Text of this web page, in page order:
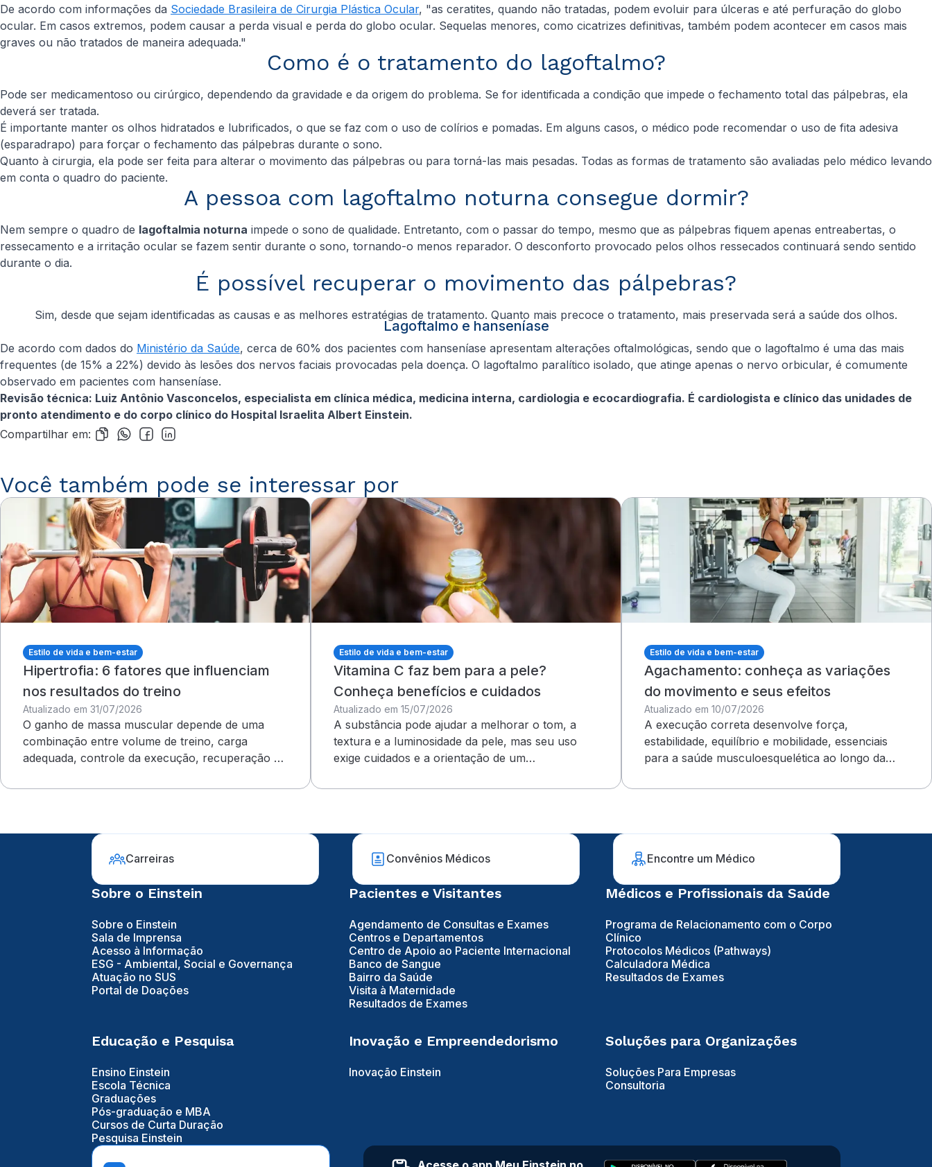
De acordo com informações da Sociedade Brasileira de Cirurgia Plástica Ocular, "as ceratites, quando não tratadas, podem evoluir para úlceras e até perfuração do globo
ocular. Em casos extremos, podem causar a perda visual e perda do globo ocular. Sequelas menores, como cicatrizes definitivas, também podem acontecer em casos mais
graves ou não tratados de maneira adequada."
Como é o tratamento do lagoftalmo?
Pode ser medicamentoso ou cirúrgico, dependendo da gravidade e da origem do problema. Se for identificada a condição que impede o fechamento total das pálpebras, ela
deverá ser tratada.
É importante manter os olhos hidratados e lubrificados, o que se faz com o uso de colírios e pomadas. Em alguns casos, o médico pode recomendar o uso de fita adesiva
(esparadrapo) para forçar o fechamento das pálpebras durante o sono.
Quanto à cirurgia, ela pode ser feita para alterar o movimento das pálpebras ou para torná-las mais pesadas. Todas as formas de tratamento são avaliadas pelo médico levando
em conta o quadro do paciente.
A pessoa com lagoftalmo noturna consegue dormir?
Nem sempre o quadro de lagoftalmia noturna impede o sono de qualidade. Entretanto, com o passar do tempo, mesmo que as pálpebras fiquem apenas entreabertas, o
ressecamento e a irritação ocular se fazem sentir durante o sono, tornando-o menos reparador. O desconforto provocado pelos olhos ressecados continuará sendo sentido
durante o dia.
É possível recuperar o movimento das pálpebras?
Sim, desde que sejam identificadas as causas e as melhores estratégias de tratamento. Quanto mais precoce o tratamento, mais preservada será a saúde dos olhos.
Lagoftalmo e hanseníase
De acordo com dados do Ministério da Saúde, cerca de 60% dos pacientes com hanseníase apresentam alterações oftalmológicas, sendo que o lagoftalmo é uma das mais
frequentes (de 15% a 22%) devido às lesões dos nervos faciais provocadas pela doença. O lagoftalmo paralítico isolado, que atinge apenas o nervo orbicular, é comumente
observado em pacientes com hanseníase.
Revisão técnica: Luiz Antônio Vasconcelos, especialista em clínica médica, medicina interna, cardiologia e ecocardiografia. É cardiologista e clínico das unidades de
pronto atendimento e do corpo clínico do Hospital Israelita Albert Einstein.
Compartilhar em:
Você também pode se interessar por
Estilo de vida e bem-estar
Hipertrofia: 6 fatores que influenciam
nos resultados do treino
Atualizado em 31/07/2026
O ganho de massa muscular depende de uma
combinação entre volume de treino, carga
adequada, controle da execução, recuperação e
Estilo de vida e bem-estar
Vitamina C faz bem para a pele?
Conheça benefícios e cuidados
Atualizado em 15/07/2026
A substância pode ajudar a melhorar o tom, a
textura e a luminosidade da pele, mas seu uso
exige cuidados e a orientação de um
Estilo de vida e bem-estar
Agachamento: conheça as variações
do movimento e seus efeitos
Atualizado em 10/07/2026
A execução correta desenvolve força,
estabilidade, equilíbrio e mobilidade, essenciais
para a saúde musculoesquelética ao longo da
Carreiras Convênios Médicos Encontre um Médico
Sobre o Einstein
Sobre o Einstein
Sala de Imprensa
Acesso à Informação
ESG - Ambiental, Social e Governança
Atuação no SUS
Portal de Doações
Pacientes e Visitantes
Agendamento de Consultas e Exames
Centros e Departamentos
Centro de Apoio ao Paciente Internacional
Banco de Sangue
Bairro da Saúde
Visita à Maternidade
Resultados de Exames
Médicos e Profissionais da Saúde
Programa de Relacionamento com o Corpo
Clínico
Protocolos Médicos (Pathways)
Calculadora Médica
Resultados de Exames
Educação e Pesquisa
Ensino Einstein
Escola Técnica
Graduações
Pós-graduação e MBA
Cursos de Curta Duração
Pesquisa Einstein
Inovação e Empreendedorismo
Inovação Einstein
Soluções para Organizações
Soluções Para Empresas
Consultoria